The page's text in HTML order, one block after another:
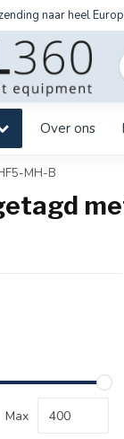
naar heel
Over ons
MH-B
Max